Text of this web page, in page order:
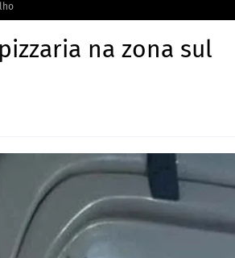
na zona sul